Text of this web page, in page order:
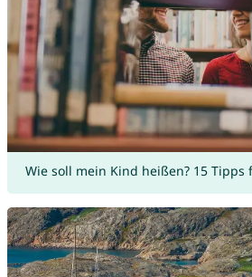
Wie soll mein Kind heißen? 15